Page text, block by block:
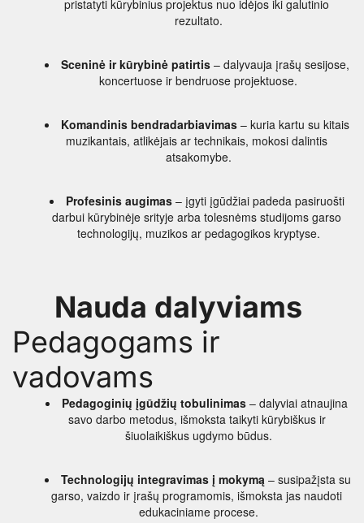
pristatyti kūrybinius projektus nuo idėjos iki galutinio
rezultato.
Sceninė ir kūrybinė patirtis – dalyvauja įrašų sesijose,
koncertuose ir bendruose projektuose.
Komandinis bendradarbiavimas – kuria kartu su kitais
muzikantais, atlikėjais ar technikais, mokosi dalintis
atsakomybe.
Profesinis augimas – įgyti įgūdžiai padeda pasiruošti
darbui kūrybinėje srityje arba tolesnėms studijoms garso
technologijų, muzikos ar pedagogikos kryptyse.
Nauda dalyviams
Pedagogams ir
vadovams
Pedagoginių įgūdžių tobulinimas – dalyviai atnaujina
savo darbo metodus, išmoksta taikyti kūrybiškus ir
šiuolaikiškus ugdymo būdus.
Technologijų integravimas į mokymą – susipažįsta su
garso, vaizdo ir įrašų programomis, išmoksta jas naudoti
edukaciniame procese.